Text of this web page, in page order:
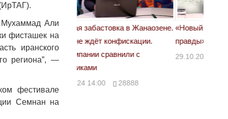
Мухаммад Али
фисташек на
иранского
региона”, —
фестивале
Семнан на
в Жанаозене.
конфискации.
с
«Новый Казахстан не говорит всей
правды»
29.10.2024 09:00